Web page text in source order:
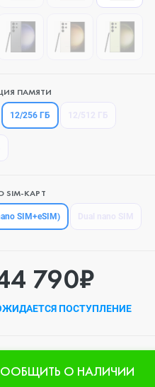
ПАМЯТИ
12/256 ГБ
SIM-КАРТ
SIM+eSIM)
790₽
ПОСТУПЛЕНИЕ
О НАЛИЧИИ